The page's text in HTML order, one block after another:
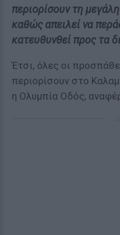
περιορίσουν τη
καθώς απειλεί να
κατευθυνθεί προς τα
Έτσι, όλες οι
περιορίσουν στο
η Ολυμπία Οδός,